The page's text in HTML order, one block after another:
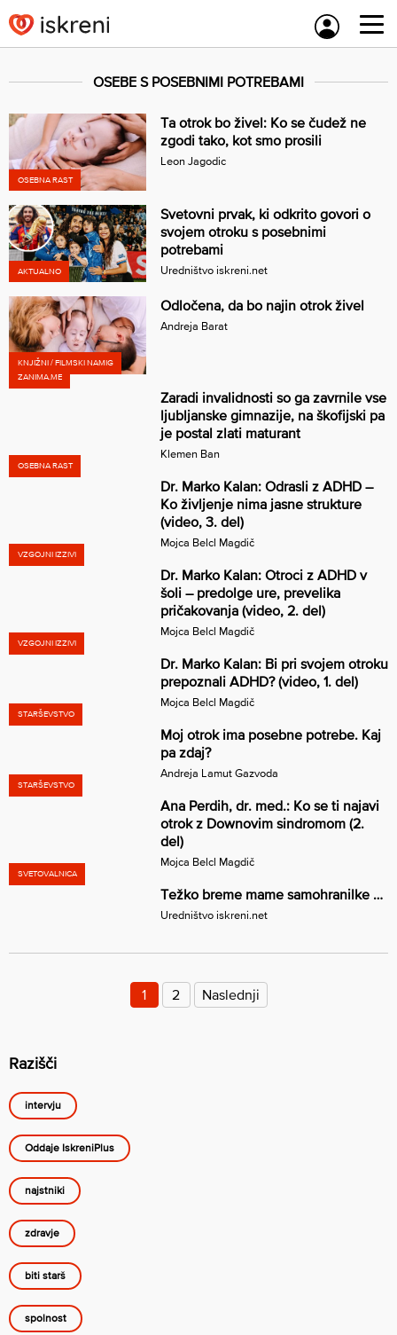
to
content
OSEBE S POSEBNIMI POTREBAMI
OSEBNA RAST
Ta otrok bo živel: Ko se čudež ne
zgodi tako, kot smo prosili
Leon Jagodic
AKTUALNO
Svetovni prvak, ki odkrito govori o
svojem otroku s posebnimi
potrebami
Uredništvo iskreni.net
KNJIŽNI / FILMSKI NAMIG
Odločena, da bo najin otrok živel
Andreja Barat
ZANIMA.ME
Zaradi invalidnosti so ga zavrnile vse
ljubljanske gimnazije, na škofijski pa
je postal zlati maturant
Klemen Ban
OSEBNA RAST
Dr. Marko Kalan: Odrasli z ADHD –
Ko življenje nima jasne strukture
(video, 3. del)
Mojca Belcl Magdič
VZGOJNI IZZIVI
Dr. Marko Kalan: Otroci z ADHD v
šoli – predolge ure, prevelika
pričakovanja (video, 2. del)
Mojca Belcl Magdič
VZGOJNI IZZIVI
Dr. Marko Kalan: Bi pri svojem otroku
prepoznali ADHD? (video, 1. del)
Mojca Belcl Magdič
STARŠEVSTVO
Moj otrok ima posebne potrebe. Kaj
pa zdaj?
Andreja Lamut Gazvoda
STARŠEVSTVO
Ana Perdih, dr. med.: Ko se ti najavi
otrok z Downovim sindromom (2.
del)
Mojca Belcl Magdič
SVETOVALNICA
Težko breme mame samohranilke …
Uredništvo iskreni.net
1 2 Naslednji
Razišči
intervju
Oddaje IskreniPlus
najstniki
zdravje
biti starš
spolnost